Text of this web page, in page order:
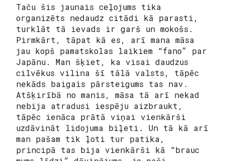
Taču šis jaunais ceļojums tika
organizēts nedaudz citādi kā parasti,
turklāt tā ievads ir garš un mokošs.
Pirmkārt, tāpat kā es, arī mana māsa
jau kopš pamatskolas laikiem “fano” par
Japānu. Man šķiet, ka visai daudzus
cilvēkus vilina šī tālā valsts, tāpēc
nekāds baigais pārsteigums tas nav.
Atšķirībā no manis, māsa tā arī nekad
nebija atradusi iespēju aizbraukt,
tāpēc ienāca prātā viņai vienkārši
uzdāvināt lidojuma biļeti. Un tā kā arī
man pašam tik ļoti tur patika,
principā tas bija vienkārši kā “brauc